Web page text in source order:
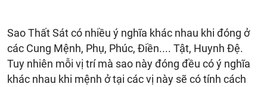
Sao Thất Sát có nhiều ý nghĩa khác nhau khi đóng ở
các Cung Mệnh, Phụ, Phúc, Điền.... Tật, Huynh Đệ.
Tuy nhiên mỗi vị trí mà sao này đóng đều có ý nghĩa
khác nhau khi mệnh ở tại các vị này sẽ có tính cách